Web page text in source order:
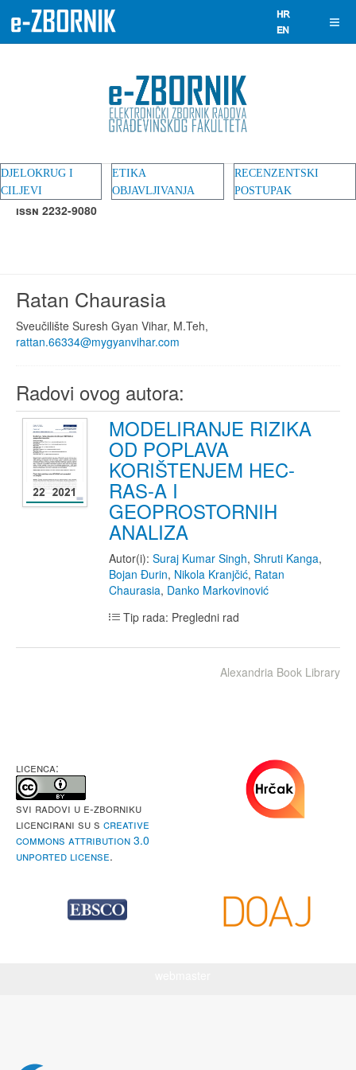
DJELOKRUG I
CILJEVI
ETIKA
OBJAVLJIVANJA
RECENZENTSKI
POSTUPAK
ISSN 2232-9080
Ratan Chaurasia
Sveučilište Suresh Gyan Vihar, M.Teh,
rattan.66334@mygyanvihar.com
Radovi ovog autora:
MODELIRANJE RIZIKA
OD POPLAVA
KORIŠTENJEM HEC-
RAS-A I
GEOPROSTORNIH
ANALIZA
Autor(i): Suraj Kumar Singh, Shruti Kanga,
Bojan Đurin, Nikola Kranjčić, Ratan
Chaurasia, Danko Markovinović
Tip rada: Pregledni rad
Alexandria Book Library
LICENCA:
Svi radovi u e-Zborniku
licencirani su s Creative
Commons Attribution 3.0
Unported License.